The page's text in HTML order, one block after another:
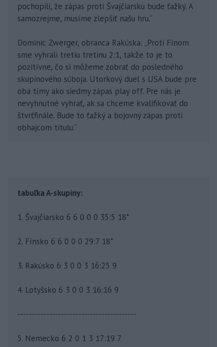
pochopili, že zápas proti Švajčiarsku bude ťažký. A
samozrejme, musíme zlepšiť našu hru.“
Dominic Zwerger, obranca Rakúska: „Proti Fínom
sme vyhrali tretiu tretinu 2:1, takže to je to
pozitívne, čo si môžeme zobrať do posledného
skupinového súboja. Utorkový duel s USA bude pre
oba tímy ako siedmy zápas play off. Pre nás je
nevyhnutné vyhrať, ak sa chceme kvalifikovať do
štvrťfinále. Bude to ťažký a bojovný zápas proti
obhajcom titulu.“
tabuľka A-skupiny:
1. Švajčiarsko 6 6 0 0 0 35:5 18*
2. Fínsko 6 6 0 0 0 29:7 18*
3. Rakúsko 6 3 0 0 3 16:25 9
4. Lotyšsko 6 3 0 0 3 16:16 9
-----------------------------------------
5. Nemecko 6 2 0 1 3 17:19 7